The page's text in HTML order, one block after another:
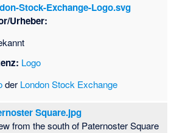
Stock-Exchange-Logo.svg
Urheber:
Logo
der London Stock Exchange
Square.jpg
from the south of Paternoster Square